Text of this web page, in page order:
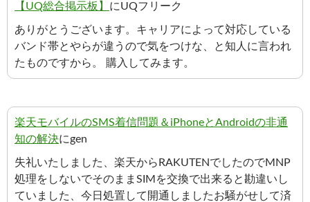
【UQ総合掲示板】 にUQフリーク
ありがとうございます。キャリアによって対応している
バンド帯とやらが違うので気をつけな、と知人に言われ
たものですから。 購入してみます。
楽天モバイルのSMS着信問題＆iPhoneとAndroidの非通
知の解決にgen
失礼いたしました、楽天からRAKUTENでしたのでMNP
処理をしないでそのままSIMを交換で出来ると勘違いし
ていました、今日処置して開通しましたお騒がせして済